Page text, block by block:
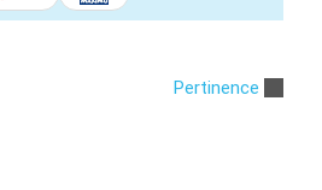
Pertinence